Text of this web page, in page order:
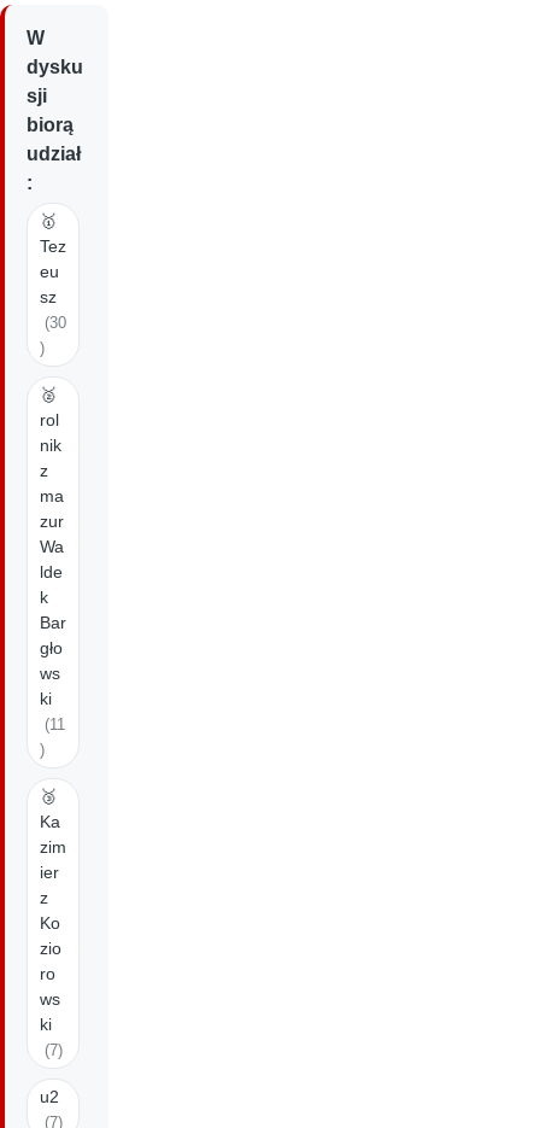
W
dysku
sji
biorą
udział
:
🥇
Tez
eu
sz
(30
)
🥈
rol
nik
z
ma
zur
Wa
lde
k
Bar
gło
ws
ki
(11
)
🥉
Ka
zim
ier
z
Ko
zio
ro
ws
ki
(7)
u2
(7)